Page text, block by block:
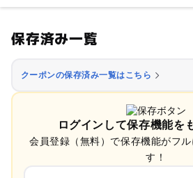
保存済み一覧
クーポンの保存済み一覧はこちら
ログインして保存機能を
会員登録（無料）で保存機能がフ
す！